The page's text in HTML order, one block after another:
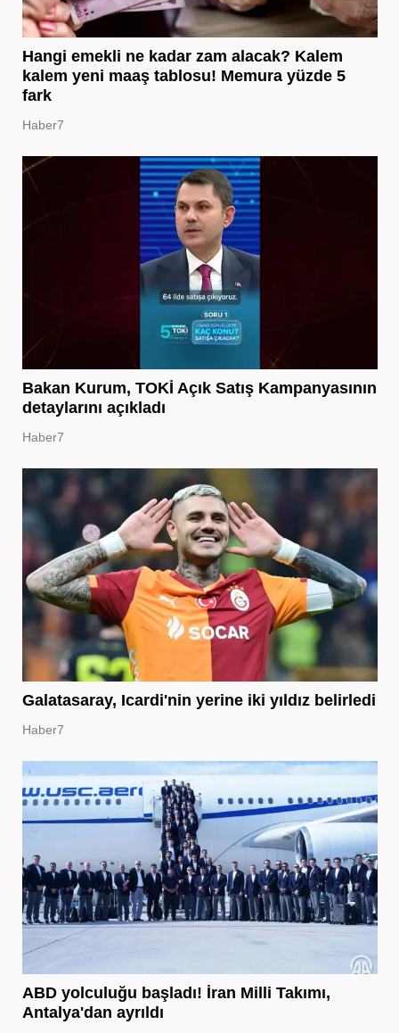
Hangi emekli ne kadar zam alacak? Kalem
kalem yeni maaş tablosu! Memura yüzde 5
fark
Haber7
Bakan Kurum, TOKİ Açık Satış Kampanyasının
detaylarını açıkladı
Haber7
Galatasaray, Icardi'nin yerine iki yıldız belirledi
Haber7
ABD yolculuğu başladı! İran Milli Takımı,
Antalya'dan ayrıldı